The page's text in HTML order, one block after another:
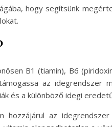
hogy segítsünk
B1 (tiamin), B6
az idegrendszer
és a különböző idegi
hozzájárul az